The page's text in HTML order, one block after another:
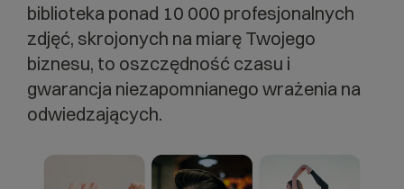
biblioteka ponad 10 000 profesjonalnych
zdjęć, skrojonych na miarę Twojego
biznesu, to oszczędność czasu i
gwarancja niezapomnianego wrażenia na
odwiedzających.